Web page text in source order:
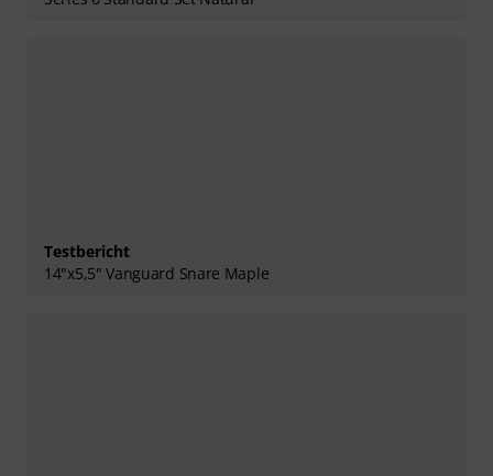
Testbericht
14"x5,5" Vanguard Snare Maple